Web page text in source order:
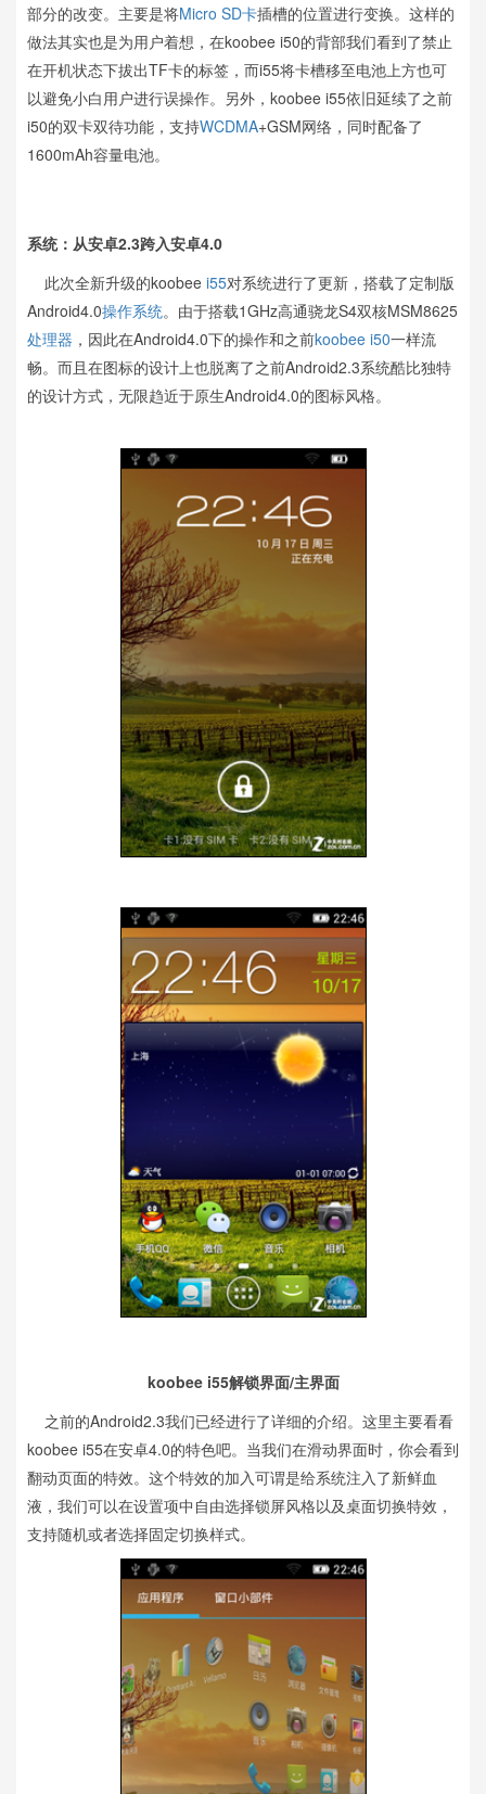
部分的改变。主要是将Micro SD卡插槽的位置进行变换。这样的
做法其实也是为用户着想，在koobee i50的背部我们看到了禁止
在开机状态下拔出TF卡的标签，而i55将卡槽移至电池上方也可
以避免小白用户进行误操作。另外，koobee i55依旧延续了之前
i50的双卡双待功能，支持WCDMA+GSM网络，同时配备了
1600mAh容量电池。
系统：从安卓2.3跨入安卓4.0
此次全新升级的koobee i55对系统进行了更新，搭载了定制版
Android4.0操作系统。由于搭载1GHz高通骁龙S4双核MSM8625
处理器 ，因此在Android4.0下的操作和之前koobee i50一样流
畅。而且在图标的设计上也脱离了之前Android2.3系统酷比独特
的设计方式，无限趋近于原生Android4.0的图标风格。
koobee i55解锁界面/主界面
之前的Android2.3我们已经进行了详细的介绍。这里主要看看
koobee i55在安卓4.0的特色吧。当我们在滑动界面时，你会看到
翻动页面的特效。这个特效的加入可谓是给系统注入了新鲜血
液，我们可以在设置项中自由选择锁屏风格以及桌面切换特效，
支持随机或者选择固定切换样式。